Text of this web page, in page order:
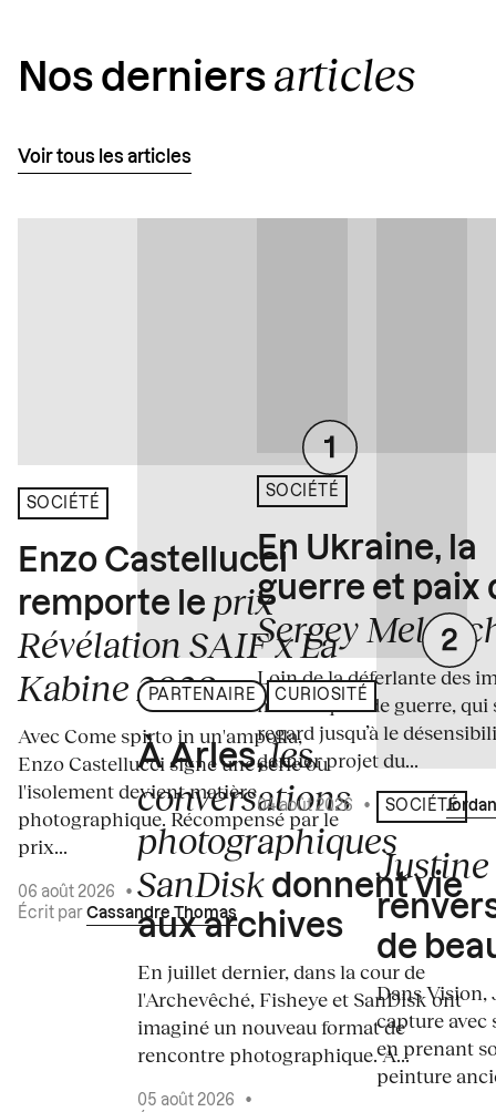
Nos derniers articles
Voir tous les articles
SOCIÉTÉ
Enzo Castellucci
remporte le prix
Révélation SAIF x La
Kabine 2026
Avec Come spirto in un'ampolla,
Enzo Castellucci signe une série où
l'isolement devient matière
photographique. Récompensé par le
prix...
06 août 2026
•
Écrit par Cassandre Thomas
PARTENAIRE CURIOSITÉ
À Arles,les
conversations
photographiques
SanDisk donnent vie
aux archives
En juillet dernier, dans la cour de
l'Archevêché, Fisheye et SanDisk ont
imaginé un nouveau format de
rencontre photographique. À...
05 août 2026
•
SOCIÉTÉ
En Ukraine, la
guerre et paix
Sergey
Loin de la déferlante des
médiatiques de guerre, qui
regard jusqu’à le
dernier projet du...
04 août 2026 • Écrit par
SOCIÉTÉ
de
Dans
capture avec
en prenant
peinture